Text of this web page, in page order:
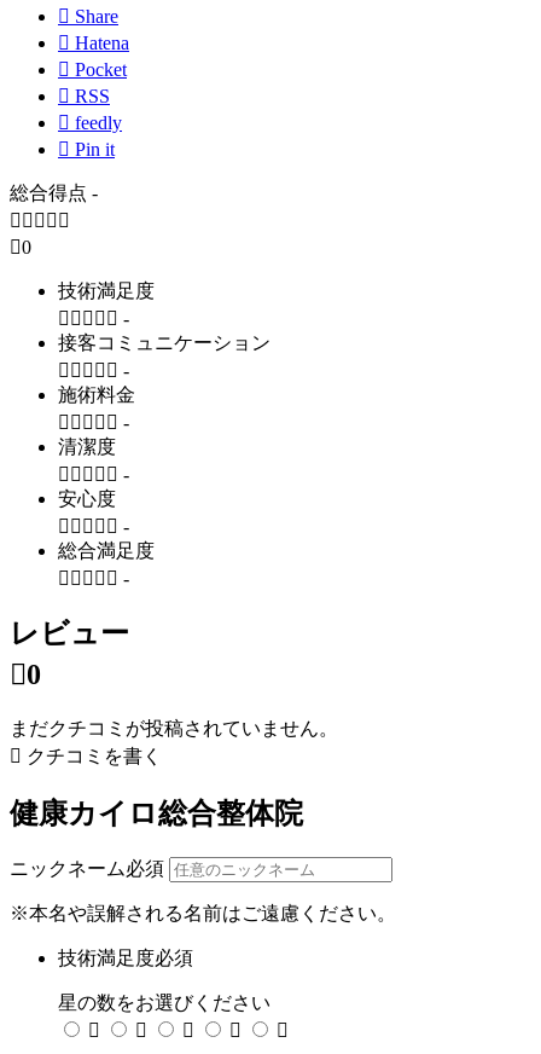
 Share
 Hatena
 Pocket
 RSS
 feedly
 Pin it
総合得点 -
    
0
技術満足度
     -
接客コミュニケーション
     -
施術料金
     -
清潔度
     -
安心度
     -
総合満足度
     -
レビュー
0
まだクチコミが投稿されていません。
 クチコミを書く
健康カイロ総合整体院
ニックネーム必須
※本名や誤解される名前はご遠慮ください。
技術満足度必須
星の数をお選びください

   